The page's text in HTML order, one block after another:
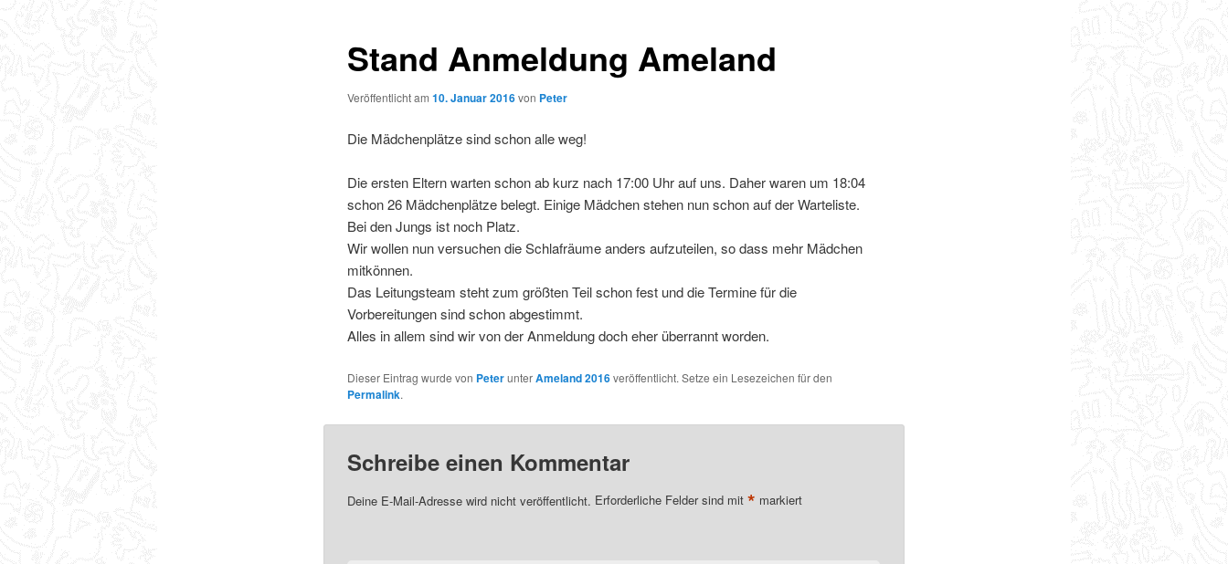
Stand Anmeldung Ameland
Veröffentlicht am 10. Januar 2016von Peter
Die Mädchenplätze sind schon alle weg!
Die ersten Eltern warten schon ab kurz nach 17:00 Uhr auf uns. Daher waren um 18:04
schon 26 Mädchenplätze belegt. Einige Mädchen stehen nun schon auf der Warteliste.
Bei den Jungs ist noch Platz.
Wir wollen nun versuchen die Schlafräume anders aufzuteilen, so dass mehr Mädchen
mitkönnen.
Das Leitungsteam steht zum größten Teil schon fest und die Termine für die
Vorbereitungen sind schon abgestimmt.
Alles in allem sind wir von der Anmeldung doch eher überrannt worden.
Dieser Eintrag wurde von PeterunterAmeland 2016veröffentlicht. Setze ein Lesezeichen für den
Permalink.
Schreibe einen Kommentar
Deine E-Mail-Adresse wird nicht veröffentlicht. Erforderliche Felder sind mit * markiert